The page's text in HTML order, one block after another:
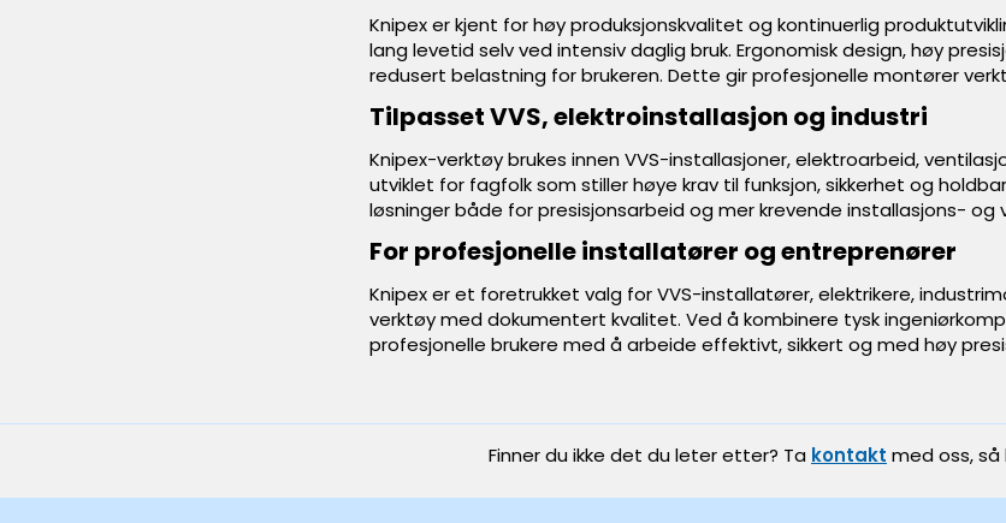
Knipex er kjent for høy produksjonskvalitet og kontinuerlig
lang levetid selv ved intensiv daglig bruk. Ergonomisk design, høy
redusert belastning for brukeren. Dette gir profesjonelle montører
Tilpasset VVS, elektroinstallasjon og industri
Knipex-verktøy brukes innen VVS-installasjoner, elektroarbeid,
utviklet for fagfolk som stiller høye krav til funksjon, sikkerhet og
løsninger både for presisjonsarbeid og mer krevende installasjons- og
For profesjonelle installatører og entreprenører
Knipex er et foretrukket valg for VVS-installatører, elektrikere,
verktøy med dokumentert kvalitet. Ved å kombinere tysk
profesjonelle brukere med å arbeide effektivt, sikkert og med høy
Finner du ikke det du leter etter? Ta kontakt med oss, så